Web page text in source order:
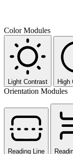
Color Modules
Light Contrast High
Orientation Modules
Reading Line